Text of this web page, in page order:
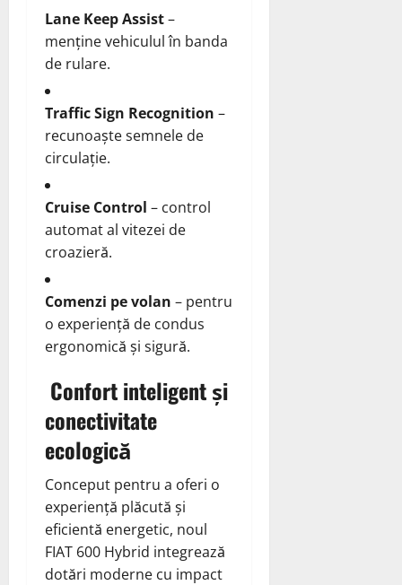
Lane Keep Assist–
menține vehiculul în banda
de rulare.
Traffic Sign Recognition –
recunoaște semnele de
circulație.
Cruise Control – control
automat al vitezei de
croazieră.
Comenzi pe volan – pentru
o experiență de condus
ergonomică și sigură.
Confort inteligent și
conectivitate
ecologică
Conceput pentru a oferi o
experiență plăcută și
eficientă energetic, noul
FIAT 600 Hybrid integrează
dotări moderne cu impact